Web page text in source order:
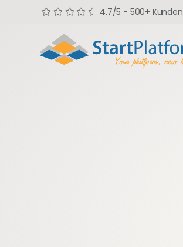
4.7/5 - 500+ Kunden